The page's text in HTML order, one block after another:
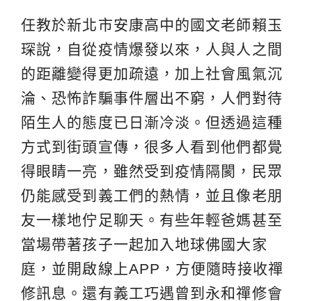
任教於新北市安康高中的國文老師賴玉
琛說，自從疫情爆發以來，人與人之間
的距離變得更加疏遠，加上社會風氣沉
淪、恐怖詐騙事件層出不窮，人們對待
陌生人的態度已日漸冷淡。但透過這種
方式到街頭宣傳，很多人看到他們都覺
得眼睛一亮，雖然受到疫情隔閡，民眾
仍能感受到義工們的熱情，並且像老朋
友一樣地佇足聊天。有些年輕爸媽甚至
當場帶著孩子一起加入地球佛國大家
庭，並開啟線上APP，方便隨時接收禪
修訊息。還有義工巧遇曾到永和禪修會